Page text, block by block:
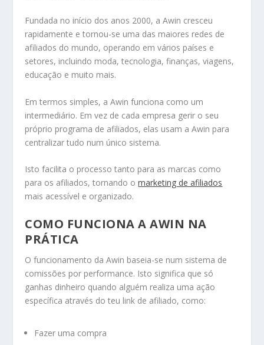
Fundada no início dos anos 2000, a Awin cresceu
rapidamente e tornou-se uma das maiores redes de
afiliados do mundo, operando em vários países e
setores, incluindo moda, tecnologia, finanças, viagens,
educação e muito mais.
Em termos simples, a Awin funciona como um
intermediário. Em vez de cada empresa gerir o seu
próprio programa de afiliados, elas usam a Awin para
centralizar tudo num único sistema.
Isto facilita o processo tanto para as marcas como
para os afiliados, tornando omarketing de afiliados
mais acessível e organizado.
COMO FUNCIONA A AWIN NA
PRÁTICA
O funcionamento da Awin baseia-se num sistema de
comissões por performance. Isto significa que só
ganhas dinheiro quando alguém realiza uma ação
específica através do teu link de afiliado, como:
Fazer uma compra